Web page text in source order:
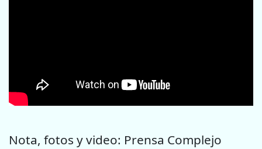
Nota, fotos y video: Prensa Complejo